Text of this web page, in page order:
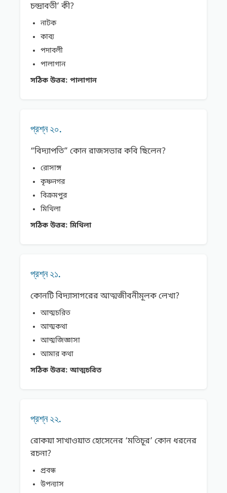
চন্দ্রাবতী’ কী?
নাটক
কাব্য
পদাবলী
পালাগান
সঠিক উত্তর: পালাগান
প্রশ্ন ২০.
“বিদ্যাপতি” কোন রাজসভার কবি ছিলেন?
রোসাঙ্গ
কৃষ্ণনগর
বিক্রমপুর
মিথিলা
সঠিক উত্তর: মিথিলা
প্রশ্ন ২১.
কোনটি বিদ্যাসাগরের আত্মজীবনীমূলক লেখা?
আত্মচরিত
আত্মকথা
আত্মজিজ্ঞাসা
আমার কথা
সঠিক উত্তর: আত্মচরিত
প্রশ্ন ২২.
রোকয়া সাখাওয়াত হোসেনের ‘মতিচূর’ কোন ধরনের
রচনা?
প্রবন্ধ
উপন্যাস